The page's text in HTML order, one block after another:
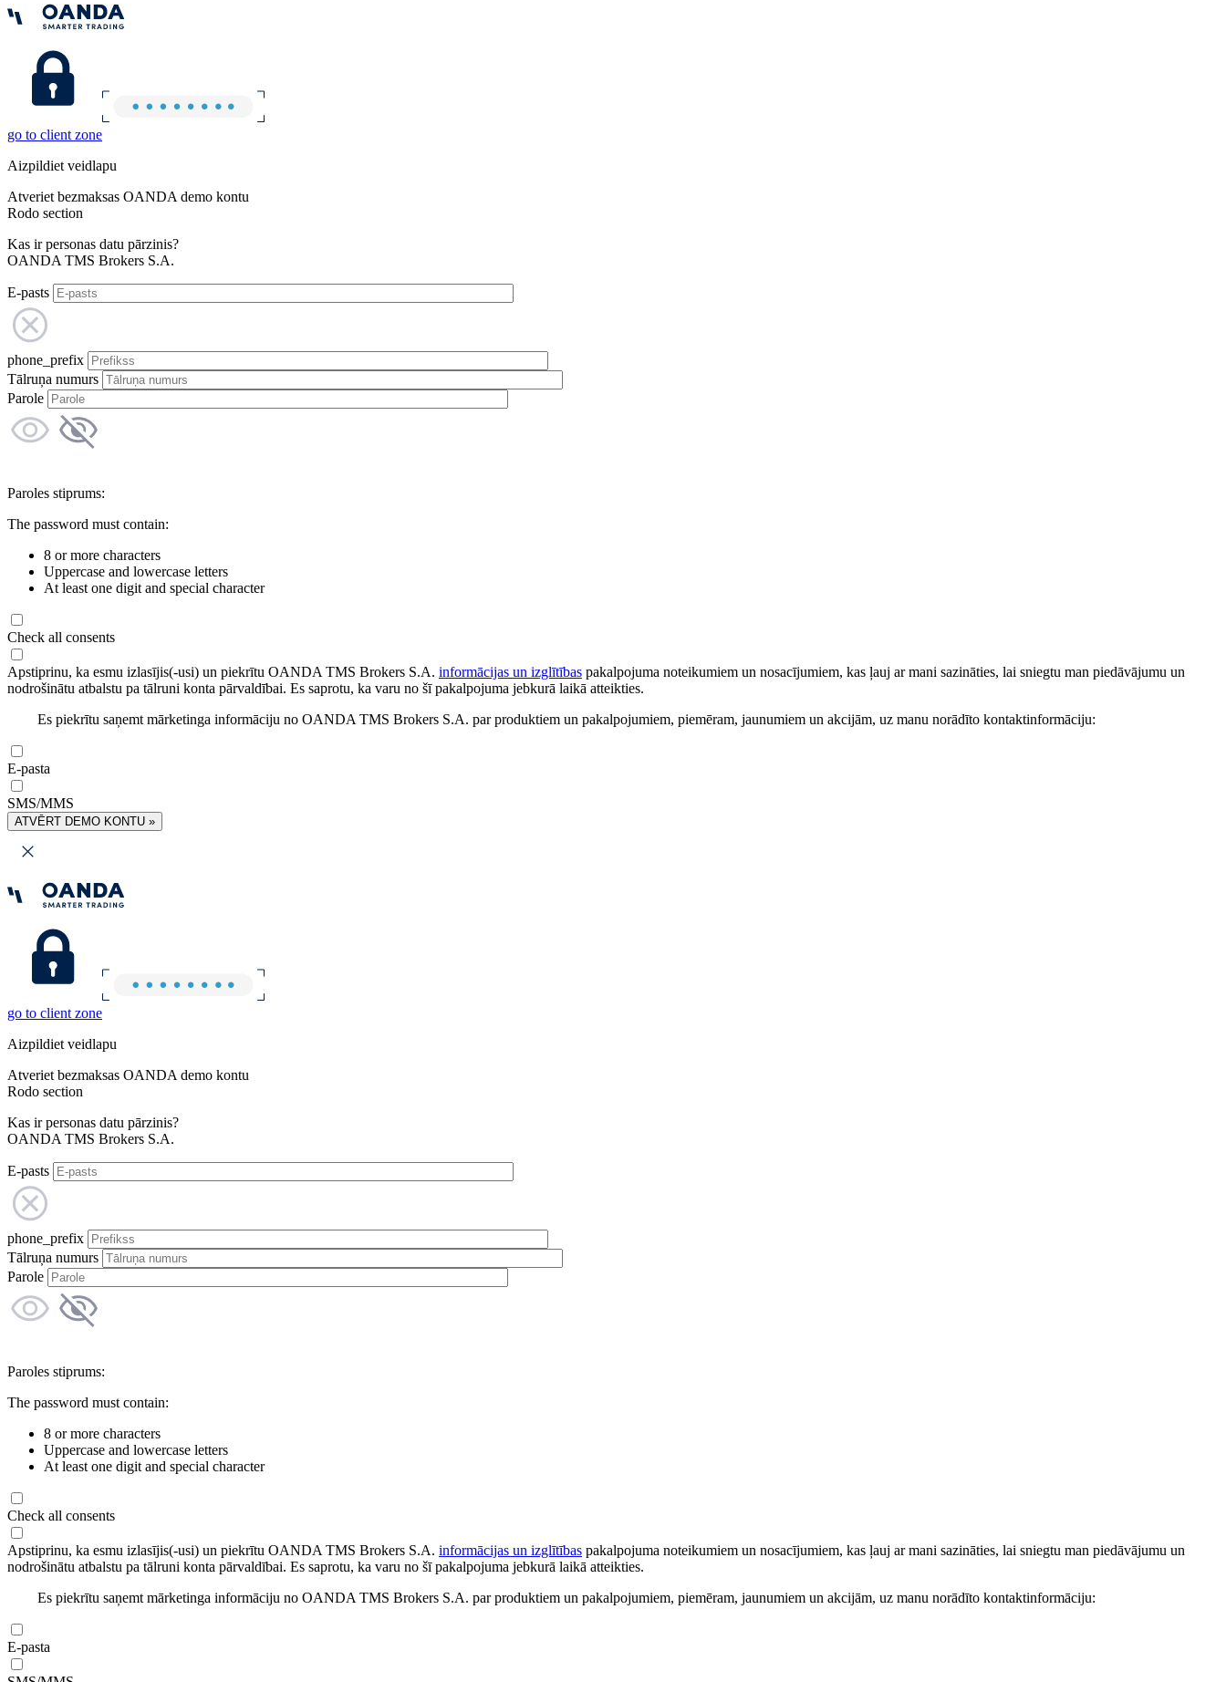
go to client zone
Aizpildiet veidlapu
Atveriet bezmaksas OANDA demo kontu
Rodo section
Kas ir personas datu pārzinis?
OANDA TMS Brokers S.A.
E-pasts
phone_prefix
Tālruņa numurs
Parole
Paroles stiprums:
The password must contain:
8 or more characters
Uppercase and lowercase letters
At least one digit and special character
Check all consents
Apstiprinu, ka esmu izlasījis(-usi) un piekrītu OANDA TMS Brokers S.A. informācijas un izglītības pakalpojuma noteikumiem un nosacījumiem, kas ļauj ar mani sazināties, lai sniegtu man piedāvājumu un
nodrošinātu atbalstu pa tālruni konta pārvaldībai. Es saprotu, ka varu no šī pakalpojuma jebkurā laikā atteikties.
Es piekrītu saņemt mārketinga informāciju no OANDA TMS Brokers S.A. par produktiem un pakalpojumiem, piemēram, jaunumiem un akcijām, uz manu norādīto kontaktinformāciju:
E-pasta
SMS/MMS
ATVĒRT DEMO KONTU »
go to client zone
Aizpildiet veidlapu
Atveriet bezmaksas OANDA demo kontu
Rodo section
Kas ir personas datu pārzinis?
OANDA TMS Brokers S.A.
E-pasts
phone_prefix
Tālruņa numurs
Parole
Paroles stiprums:
The password must contain:
8 or more characters
Uppercase and lowercase letters
At least one digit and special character
Check all consents
Apstiprinu, ka esmu izlasījis(-usi) un piekrītu OANDA TMS Brokers S.A. informācijas un izglītības pakalpojuma noteikumiem un nosacījumiem, kas ļauj ar mani sazināties, lai sniegtu man piedāvājumu un
nodrošinātu atbalstu pa tālruni konta pārvaldībai. Es saprotu, ka varu no šī pakalpojuma jebkurā laikā atteikties.
Es piekrītu saņemt mārketinga informāciju no OANDA TMS Brokers S.A. par produktiem un pakalpojumiem, piemēram, jaunumiem un akcijām, uz manu norādīto kontaktinformāciju:
E-pasta